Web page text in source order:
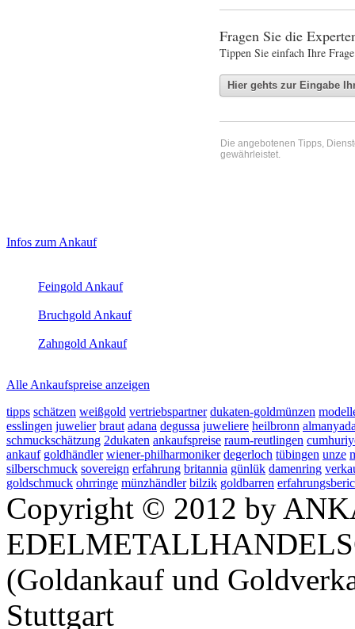
Fragen Sie die
Tippen Sie einfach Ihre
Die angebotenen Tipps,
gewährleistet.
Sidebar
Infos zum Ankauf
Feingold Ankauf
Bruchgold Ankauf
Zahngold Ankauf
Alle Ankaufspreise anzeigen
tipps schätzen weißgold vertriebspartner dukaten-goldmünzen
esslingen juwelier braut adana degussa juweliere heilbronn
schmuckschätzung 2dukaten ankaufspreise raum-reutlingen
ankauf goldhändler wiener-philharmoniker degerloch tübingen unze
silberschmuck sovereign erfahrung britannia günlük damenring
goldschmuck ohrringe münzhändler bilzik goldbarren
Copyright © 2012 by
(Goldankauf und
Stuttgart